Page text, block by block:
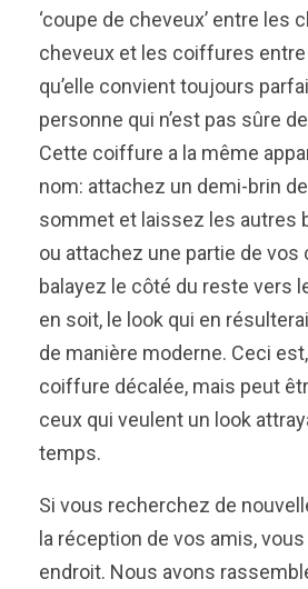
‘coupe de cheveux’ entre les
cheveux et les coiffures
qu’elle convient toujours
personne qui n’est pas sûre
Cette coiffure a la même
nom: attachez un demi-brin
sommet et laissez les autres
ou attachez une partie de vos
balayez le côté du reste vers le
en soit, le look qui en
de manière moderne. Ceci
coiffure décalée, mais peut
ceux qui veulent un look
temps.
Si vous recherchez de
la réception de vos amis,
endroit. Nous avons